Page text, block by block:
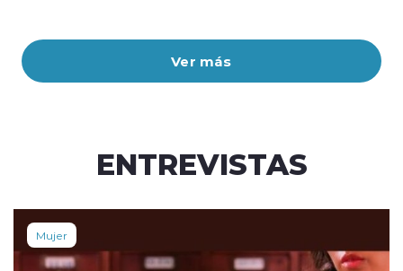
Ver más
ENTREVISTAS
Mujer